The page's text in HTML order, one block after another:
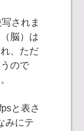
されま
脳）は
、ただ
ので
と表さ
みにテ